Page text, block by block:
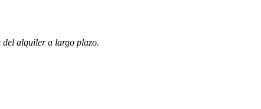
del alquiler a largo plazo.